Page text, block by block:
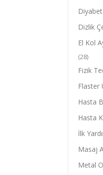
Dizlik
El Kol
(28)
Fizik
Flaster
Hasta
Hasta
İlk
Masaj
Metal